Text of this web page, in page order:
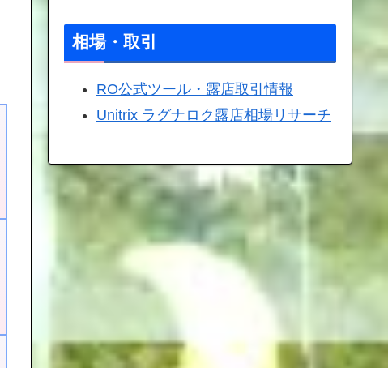
相場・取引
RO公式ツール・露店取引情報
Unitrix ラグナロク露店相場リサーチ